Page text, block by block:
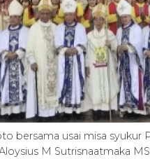
bersama usai misa syukur
M Sutrisnaatmaka